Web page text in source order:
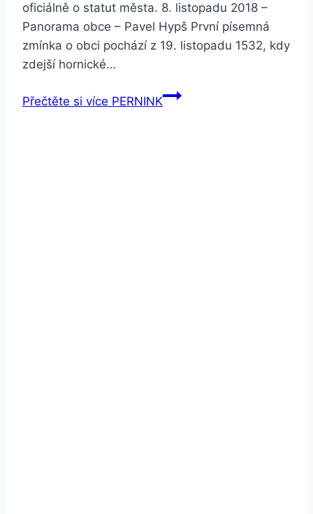
oficiálně o statut města. 8. listopadu 2018 –
Panorama obce – Pavel Hypš První písemná
zmínka o obci pochází z 19. listopadu 1532, kdy
zdejší hornické…
Přečtěte si více PERNINK